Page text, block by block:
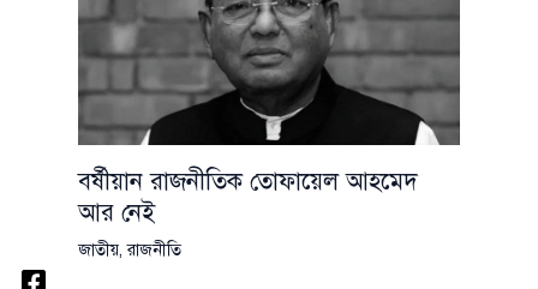
বর্ষীয়ান রাজনীতিক তোফায়েল আহমেদ
আর নেই
জাতীয়,রাজনীতি